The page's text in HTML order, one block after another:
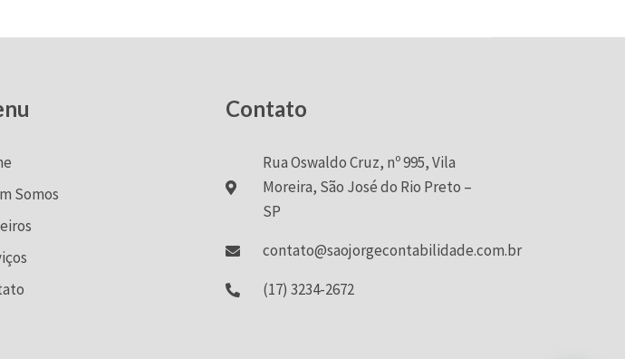
Somos
Contato
Rua Oswaldo Cruz, nº 995, Vila
Moreira, São José do Rio Preto –
SP
contato@saojorgecontabilidade.com.br
(17) 3234-2672